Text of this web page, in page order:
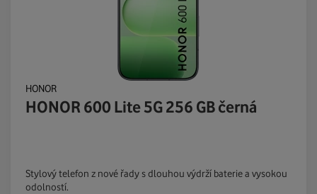
HONOR
HONOR 600 Lite 5G 256 GB černá
Stylový telefon z nové řady s dlouhou výdrží baterie a vysokou
odolností.